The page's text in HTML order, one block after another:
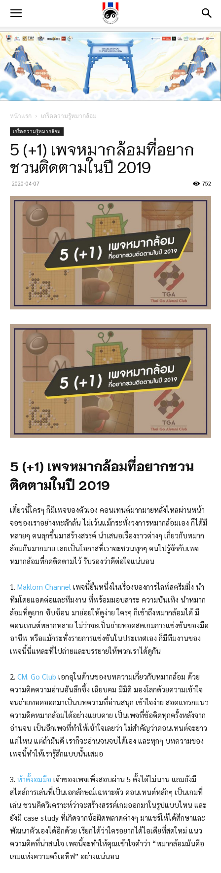
หน้าแรก เกร็ดความรู้หมากล้อม
เกร็ดความรู้หมากล้อม
5 (+1) เพจหมากล้อมที่อยาก
ชวนติดตามในปี 2019
2020-04-07 752
5 (+1) เพจหมากล้อมที่อยากชวน
ติดตามในปี 2019
เดี๋ยวนี้ใครๆ ก็มีเพจของตัวเอง คอนเทนต์มากมายหลั่งไหลผ่านหน้า
จอของเราอย่างทะลักล้น ไม่เว้นแม้กระทั่งวงการหมากล้อมเอง ก็ได้มี
หลายๆ คนลุกขึ้นมาสร้างสรรค์ นำเสนอเรื่องราวต่างๆ เกี่ยวกับหมาก
ล้อมกันมากมาย เลยเป็นโอกาสที่เราจะชวนทุกๆ คนไปรู้จักกับเพจ
หมากล้อมที่กดติดตามไว้ รับรองว่าดีต่อใจแน่นอน
1. Maklom Channel เพจนี้ยืนหนึ่งในเรื่องของการไลฟ์สตรีมมิ่ง นำ
ทีมโดยแอดต่อและทีมงาน ที่พร้อมมอบสาระ ความบันเทิง นำหมาก
ล้อมที่ดูยาก ซับซ้อน มาย่อยให้ดูง่าย ใครๆ ก็เข้าถึงหมากล้อมได้ มี
คอนเทนต์หลากหลาย ไม่ว่าจะเป็นถ่ายทอดสดเกมการแข่งขันของมือ
อาชีพ หรือแม้กระทั่งรายการแข่งขันในประเทศเอง ก็มีทีมงานของ
เพจนี้นี่แหละที่ไปถ่ายและบรรยายให้พวกเราได้ดูกัน
2. CM. Go Club เอกอุในด้านของบทความเกี่ยวกับหมากล้อม ด้วย
ความคิดความอ่านอันลึกซึ้ง เฉียบคม มีมิติ มองโลกด้วยความเข้าใจ
จนถ่ายทอดออกมาเป็นบทความที่อ่านสนุก เข้าใจง่าย สอดแทรกแนว
ความคิดหมากล้อมได้อย่างแยบคาย เป็นเพจที่ข้อคิดทุกครั้งหลังจาก
อ่านจบ เป็นอีกเพจที่ทำให้เข้าใจเลยว่า ไม่สำคัญว่าคอนเทนต์จะยาว
แค่ไหน แต่ถ้ามันดี เราก็จะอ่านจนจบได้เอง และทุกๆ บทความของ
เพจนี้ทำให้เรารู้สึกแบบนั้นเสมอ
3. ห้าดั้งอมมือ เจ้าของเพจเพิ่งสอบผ่าน 5 ดั้งได้ไม่นาน แถมยังมี
สไตล์การเล่นที่เป็นเอกลักษณ์เฉพาะตัว คอนเทนต์หลักๆ เป็นเกมที่
เล่น ชวนคิดวิเคราะห์ว่าจะสร้างสรรค์เกมออกมาในรูปแบบไหน และ
ยังมี case study ที่เกิดจากข้อผิดพลาดต่างๆ มาแชร์ให้ได้ศึกษาและ
พัฒนาตัวเองได้อีกด้วย เรียกได้ว่าใครอยากได้ไอเดียที่สดใหม่ แนว
ความคิดที่น่าสนใจ เพจนี้จะทำให้คุณเข้าใจคำว่า “หมากล้อมมันคือ
เกมแห่งความครีเอทีฟ” อย่างแน่นอน